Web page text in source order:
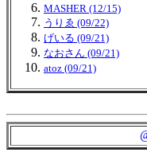
MASHER (12/15)
うりゑ (09/22)
げいる (09/21)
なおさん (09/21)
atoz (09/21)